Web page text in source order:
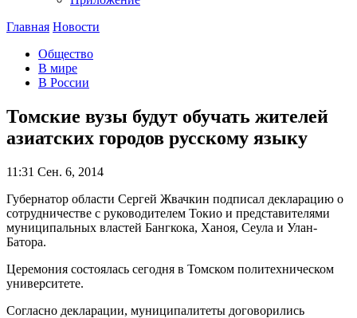
Главная Новости
Общество
В мире
В России
Томские вузы будут обучать жителей
азиатских городов русскому языку
11:31 Сен. 6, 2014
Губернатор области Сергей Жвачкин подписал декларацию о
сотрудничестве с руководителем Токио и представителями
муниципальных властей Бангкока, Ханоя, Сеула и Улан-
Батора.
Церемония состоялась сегодня в Томском политехническом
университете.
Согласно декларации, муниципалитеты договорились